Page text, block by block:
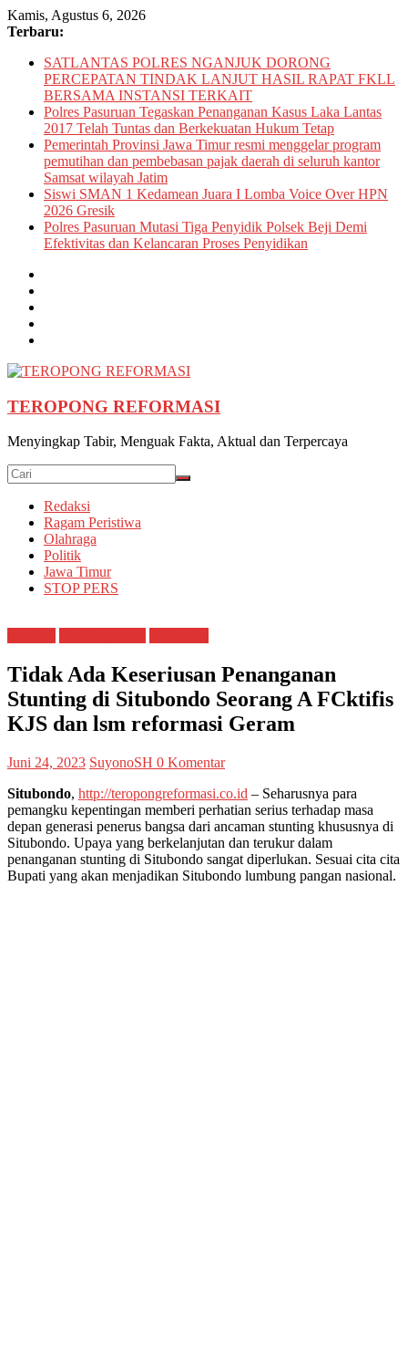
Skip
to
Kamis, Agustus 6, 2026
Terbaru:
SATLANTAS POLRES NGANJUK DORONG
PERCEPATAN TINDAK LANJUT HASIL RAPAT FKLL
BERSAMA INSTANSI TERKAIT
Polres Pasuruan Tegaskan Penanganan Kasus Laka Lantas
2017 Telah Tuntas dan Berkekuatan Hukum Tetap
Pemerintah Provinsi Jawa Timur resmi menggelar program
pemutihan dan pembebasan pajak daerah di seluruh kantor
Samsat wilayah Jatim
Siswi SMAN 1 Kedamean Juara I Lomba Voice Over HPN
2026 Gresik
Polres Pasuruan Mutasi Tiga Penyidik Polsek Beji Demi
Efektivitas dan Kelancaran Proses Penyidikan
TEROPONG REFORMASI
Menyingkap Tabir, Menguak Fakta, Aktual dan Terpercaya
Redaksi
Ragam Peristiwa
Olahraga
Politik
Jawa Timur
STOP PERS
Tidak Ada Keseriusan Penanganan
Stunting di Situbondo Seorang A FCktifis
KJS dan lsm reformasi Geram
Juni 24, 2023 SuyonoSH 0 Komentar
Situbondo, http://teropongreformasi.co.id – Seharusnya para
pemangku kepentingan memberi perhatian serius terhadap masa
depan generasi penerus bangsa dari ancaman stunting khususnya di
Situbondo. Upaya yang berkelanjutan dan terukur dalam
penanganan stunting di Situbondo sangat diperlukan. Sesuai cita cita
Bupati yang akan menjadikan Situbondo lumbung pangan nasional.